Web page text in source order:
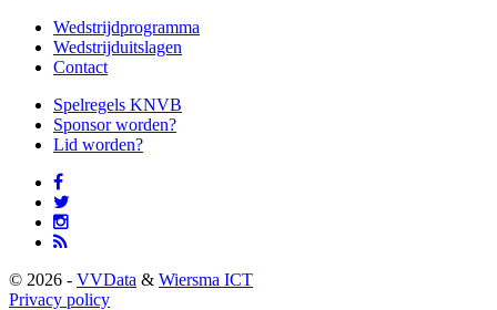
Wedstrijdprogramma
Wedstrijduitslagen
Contact
Spelregels KNVB
Sponsor worden?
Lid worden?
© 2026 - VVData & Wiersma ICT
Privacy policy